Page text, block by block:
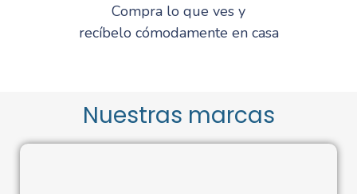
Compra lo que ves y
recíbelo cómodamente en casa
Nuestras marcas